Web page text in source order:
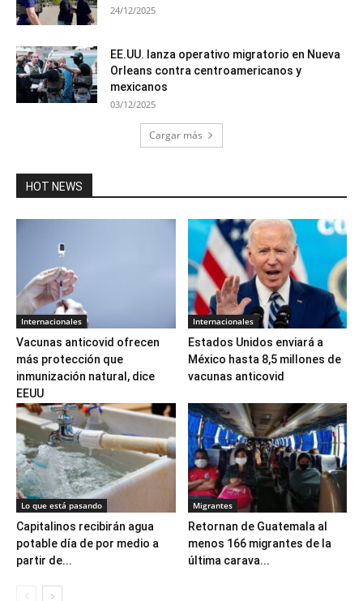
24/12/2025
EE.UU. lanza operativo migratorio en Nueva
Orleans contra centroamericanos y
mexicanos
03/12/2025
Cargar más
HOT NEWS
Internacionales
Vacunas anticovid ofrecen
más protección que
inmunización natural, dice
EEUU
Internacionales
Estados Unidos enviará a
México hasta 8,5 millones de
vacunas anticovid
Lo que está pasando
Capitalinos recibirán agua
potable día de por medio a
partir de...
Migrantes
Retornan de Guatemala al
menos 166 migrantes de la
última carava...